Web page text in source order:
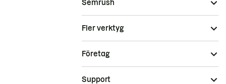
Semrush
Fler verktyg
Företag
Support